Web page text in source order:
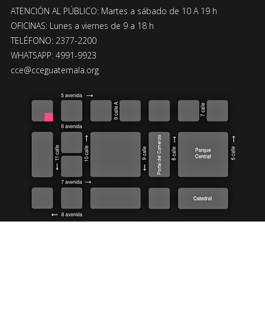
ATENCIÓN AL PÚBLICO: Martes a sábado de 10 A 19 h
OFICINAS: Lunes a viernes de 9 a 18 h
TELÉFONO: 2377-2200
WHATSAPP: 4991-9923
cce@cceguatemala.org